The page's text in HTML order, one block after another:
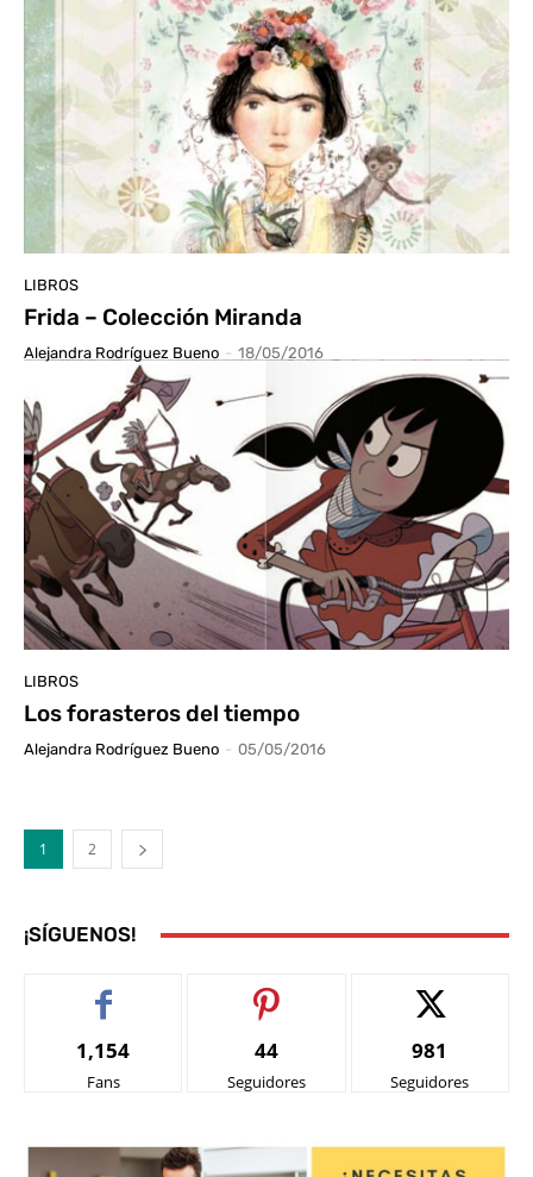
LIBROS
Frida – Colección Miranda
Alejandra Rodríguez Bueno - 18/05/2016
LIBROS
Los forasteros del tiempo
Alejandra Rodríguez Bueno - 05/05/2016
1 2
¡SÍGUENOS!
1,154
Fans
44
Seguidores
981
Seguidores